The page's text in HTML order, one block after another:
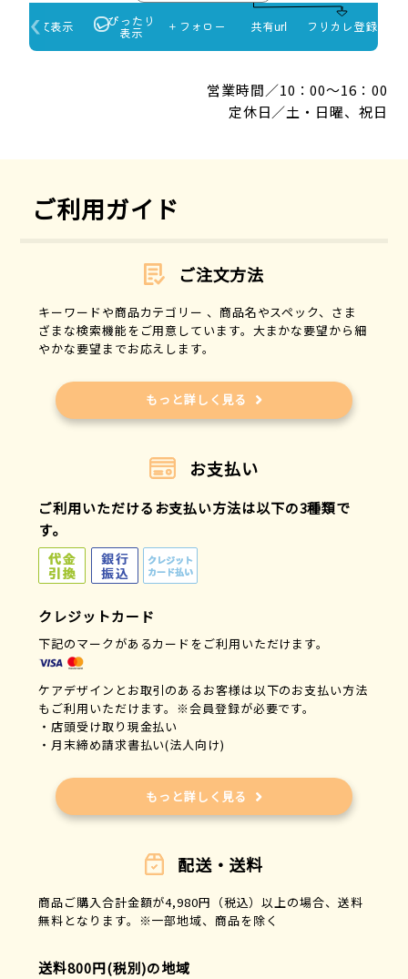
営業時間／10：00～16：00
定休日／土・日曜、祝日
ご利用ガイド
ご注文方法
キーワードや商品カテゴリー 、商品名やスペック、さま
ざまな検索機能をご用意しています。大まかな要望から細
やかな要望までお応えします。
もっと詳しく見る
お支払い
ご利用いただけるお支払い方法は以下の3種類で
す。
クレジットカード
下記のマークがあるカードをご利用いただけます。
ケアデザインとお取引のあるお客様は以下のお支払い方法
もご利用いただけます。※会員登録が必要です。
・店頭受け取り現金払い
・月末締め請求書払い(法人向け)
もっと詳しく見る
配送・送料
商品ご購入合計金額が4,980円（税込）以上の場合、送料
無料となります。※一部地域、商品を除く
送料800円(税別)の地域